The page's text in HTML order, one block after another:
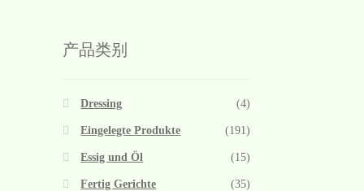
产品类别
Dressing (4)
Eingelegte Produkte (191)
Essig und Öl (15)
Fertig Gerichte (35)